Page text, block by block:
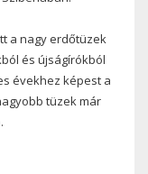
a nagy erdőtüzek
és újságírókból
évekhez képest a
tüzek már